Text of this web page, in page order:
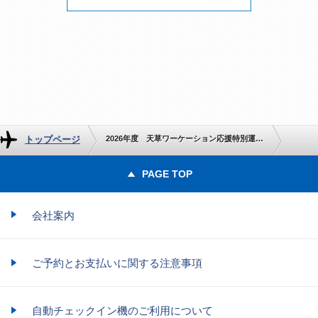
トップページ 2026年度 天草ワーケーション応援特別運賃のご案内
PAGE TOP
会社案内
ご予約とお支払いに関する注意事項
自動チェックイン機のご利用について